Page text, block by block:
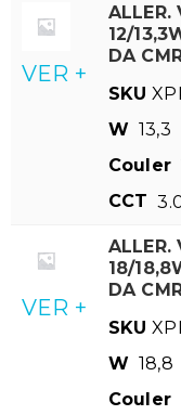
VER +
ALLER.
12/
DA
SKU
W 13,3
Couler
CCT
VER +
ALLER.
18/
DA
SKU
W 18,8
Couler